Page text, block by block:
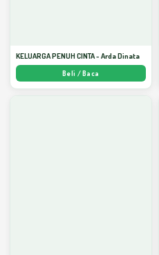
KELUARGA PENUH CINTA - Arda Dinata
Beli / Baca